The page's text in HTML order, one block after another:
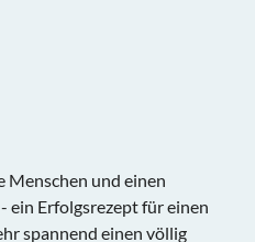
Menschen und einen
ein Erfolgsrezept für einen
spannend einen völlig